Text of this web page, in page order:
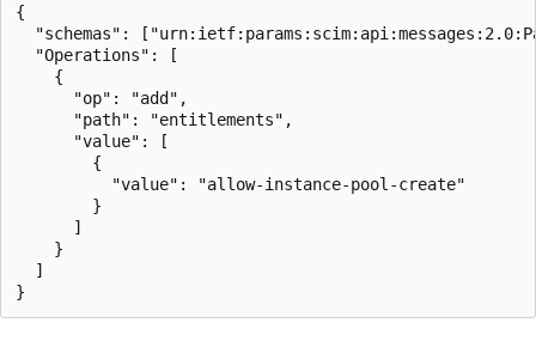
{
"schemas":
  "Operations": [
    {
      "op": "add",
      "path": "entitlements",
      "value": [
        {
          "value": "allow-instance-pool-create"
        }
      ]
    }
  ]